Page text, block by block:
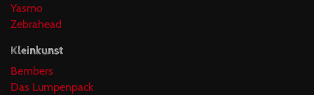
Yasmo
Zebrahead
Kleinkunst
Bembers
Das Lumpenpack